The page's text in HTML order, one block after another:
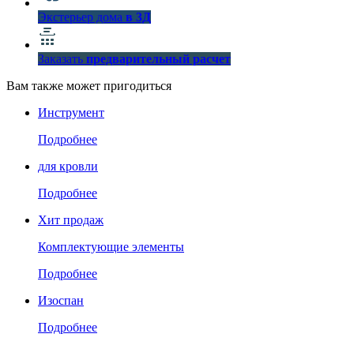
Экстерьер дома в 3Д
Заказать предварительный расчет
Вам также может пригодиться
Инструмент
Подробнее
для кровли
Подробнее
Хит продаж
Комплектующие элементы
Подробнее
Изоспан
Подробнее